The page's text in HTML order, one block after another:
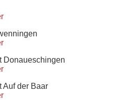
Donaueschingen
Auf der Baar